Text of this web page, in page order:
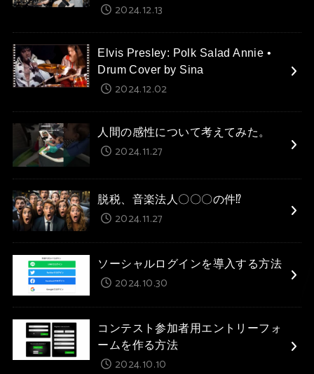
2024.12.13
Elvis Presley: Polk Salad Annie •
Drum Cover by Sina
2024.12.02
人間の感性について考えてみた。
2024.11.27
脱税、音楽法人〇〇〇の件⁉
2024.11.27
ソーシャルログインを導入する方法
2024.10.30
コンテスト参加者用エントリーフォ
ームを作る方法
2024.10.10